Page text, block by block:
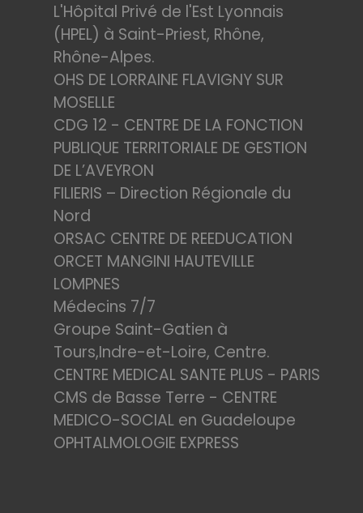
L'Hôpital Privé de l'Est Lyonnais
(HPEL) à Saint-Priest, Rhône,
Rhône-Alpes.
OHS DE LORRAINE FLAVIGNY SUR
MOSELLE
CDG 12 - CENTRE DE LA FONCTION
PUBLIQUE TERRITORIALE DE GESTION
DE L’AVEYRON
FILIERIS – Direction Régionale du
Nord
ORSAC CENTRE DE REEDUCATION
ORCET MANGINI HAUTEVILLE
LOMPNES
Médecins 7/7
Groupe Saint-Gatien à
Tours,Indre-et-Loire, Centre.
CENTRE MEDICAL SANTE PLUS - PARIS
CMS de Basse Terre - CENTRE
MEDICO-SOCIAL en Guadeloupe
OPHTALMOLOGIE EXPRESS